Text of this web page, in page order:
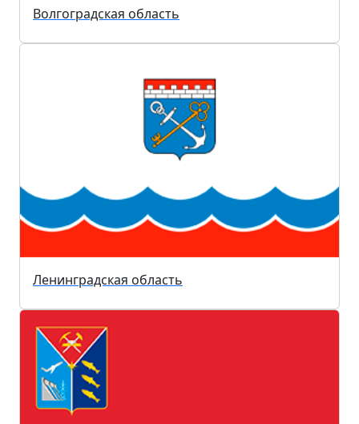
Волгоградская область
Ленинградская область